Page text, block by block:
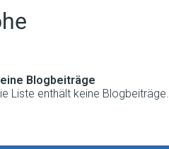
Blogbeiträge
Liste enthält keine Blogbeiträge.